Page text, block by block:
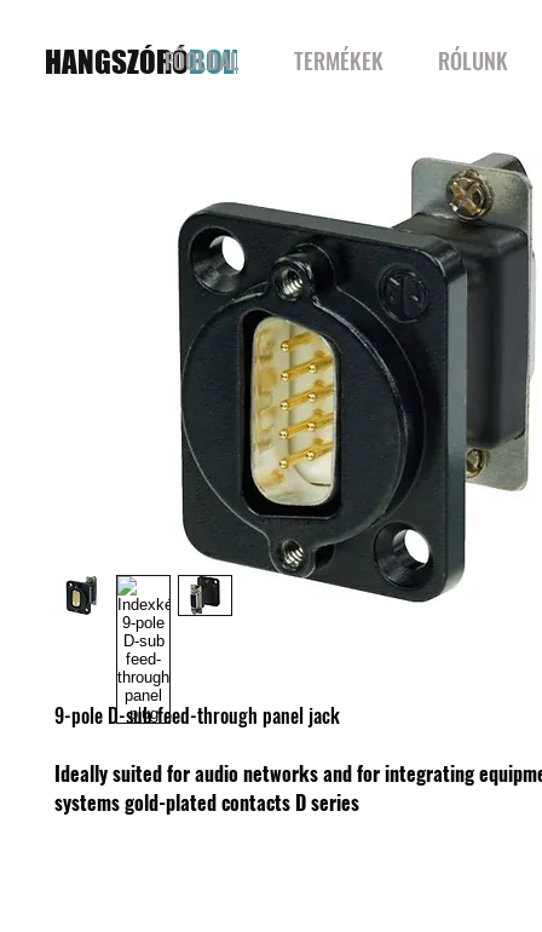
HANGSZÓRÓBOLT
FŐOLDAL TERMÉKEK RÓLUNK
9-pole D-sub feed-through panel jack
Ideally suited for audio networks and for integrating
systemsgold-plated contacts D series